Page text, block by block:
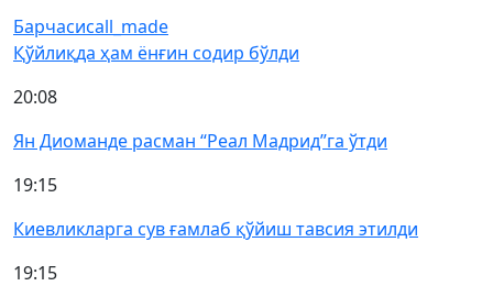
Барчасиcall_made
Қўйлиқда ҳам ёнғин содир бўлди
20:08
Ян Диоманде расман “Реал Мадрид”га ўтди
19:15
Киевликларга сув ғамлаб қўйиш тавсия этилди
19:15